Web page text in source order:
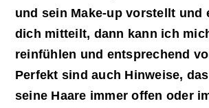
und sein Make-up vorstellt und
dich mitteilt, dann kann ich
reinfühlen und entsprechend
Perfekt sind auch Hinweise,
seine Haare immer offen oder